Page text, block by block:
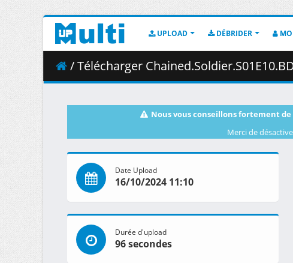
UPLOAD DÉBRIDER
/ Télécharger
Nous vous conseillons fortement
Merci de
Date Upload
16/10/2024 11:10
Durée d'upload
96 secondes